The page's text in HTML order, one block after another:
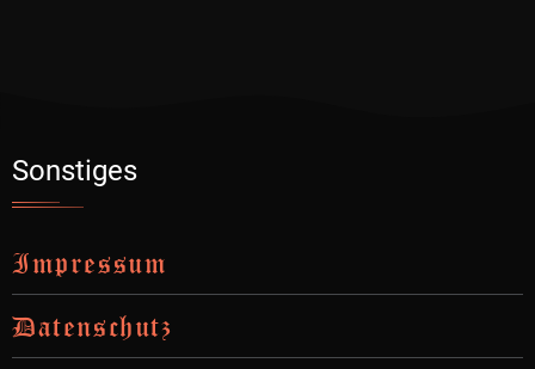
Sonstiges
Impressum
Datenschutz